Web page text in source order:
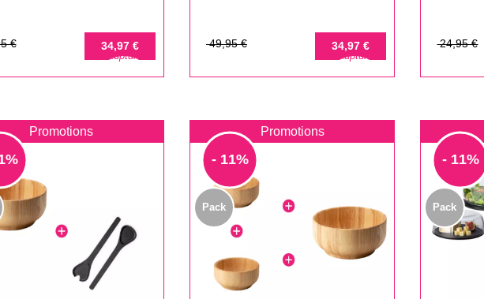
€ 34,97 €
Rupture
Prix
49,95 €
Prix 34,97 €
Rupture
Prix
24,95 €
Prix
Promotions Promotions
- 11%
Pack
- 11%
Pack